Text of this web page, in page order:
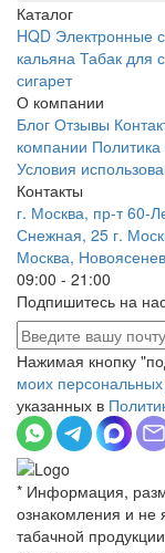
Каталог
HQD Электронные
кальяна Табак для
сигарет
О компании
Блог Отзывы
компании
Условия
Контакты
г. Москва, пр-т 60-
Снежная, 25 г.
Москва,
09:00 - 21:00
Подпишитесь на
Нажимая кнопку
моих
указанных в
* Информация,
ознакомления и не
табачной